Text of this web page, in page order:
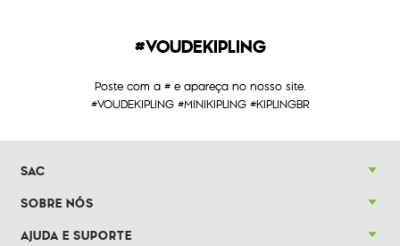
#VOUDEKIPLING
Poste com a # e apareça no nosso site.
#VOUDEKIPLING #MINIKIPLING #KIPLINGBR
SAC
SOBRE NÓS
AJUDA E SUPORTE